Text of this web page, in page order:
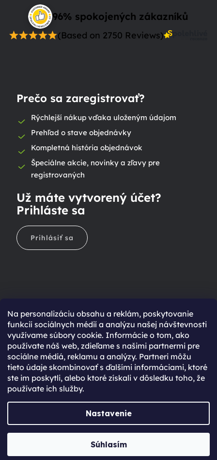
Na personalizáciu obsahu a reklám, poskytovanie
funkcií sociálnych médií a analýzu našej návštevnosti
využívame súbory cookie. Informácie o tom, ako
používate náš web, zdieľame s našimi partnermi pre
sociálne médiá, reklamu a analýzy. Partneri môžu
tieto údaje skombinovať s ďalšími informáciami, ktoré
ste im poskytli, alebo ktoré získali v dôsledku toho, že
používate ich služby.
Nastavenie
Súhlasím
96% spokojených zákazníků
(Based on 2750 Reviews)
Prečo sa zaregistrovať?
Rýchlejší nákup vďaka uloženým údajom
Prehľad o stave objednávky
Kompletná história objednávok
Špeciálne akcie, novinky a zľavy pre
registrovaných
Už máte vytvorený účet?
Prihláste sa
Prihlásiť sa
Ešte nemáte účet?
Rýchlejší nákup vďaka uloženým údajom
Prehľad o stave objednávky
Kompletná história objednávok
Špeciálne akcie, novinky a zľavy pre registrovaných
Vytvoril Shoptet Premium
JabkoLevně.sk. Všetky práva vyhradené.